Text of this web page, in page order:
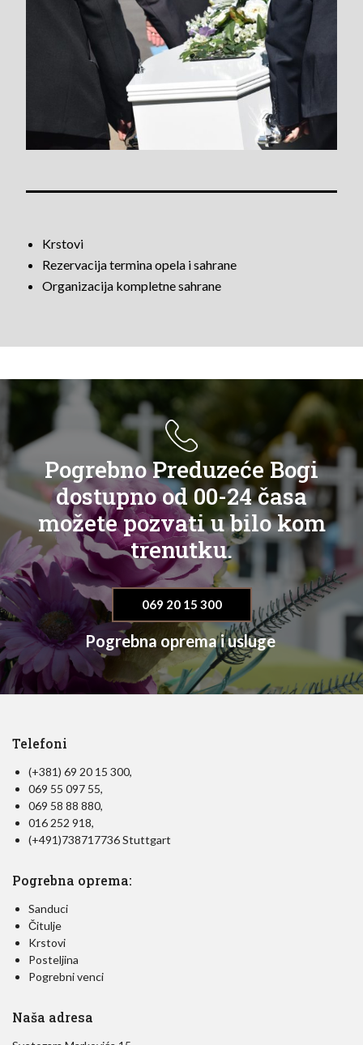
Krstovi
Rezervacija termina opela i sahrane
Organizacija kompletne sahrane
Pogrebno Preduzeće Bogi
dostupno od 00-24 časa
možete pozvati u bilo kom
trenutku.
069 20 15 300
Pogrebna oprema i usluge
Telefoni
(+381) 69 20 15 300,
069 55 097 55,
069 58 88 880,
016 252 918,
(+491)738717736 Stuttgart
Pogrebna oprema:
Sanduci
Čitulje
Krstovi
Posteljina
Pogrebni venci
Naša adresa